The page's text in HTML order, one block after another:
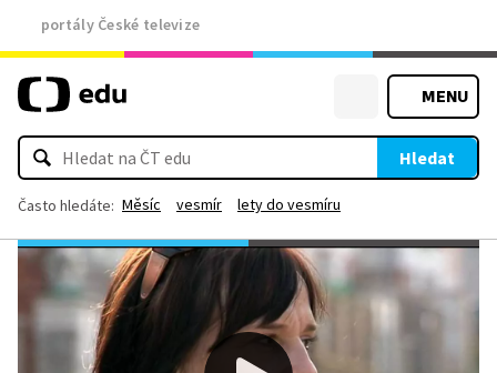
portály České televize
MENU
Hledat
Často hledáte: Měsíc vesmír lety do vesmíru